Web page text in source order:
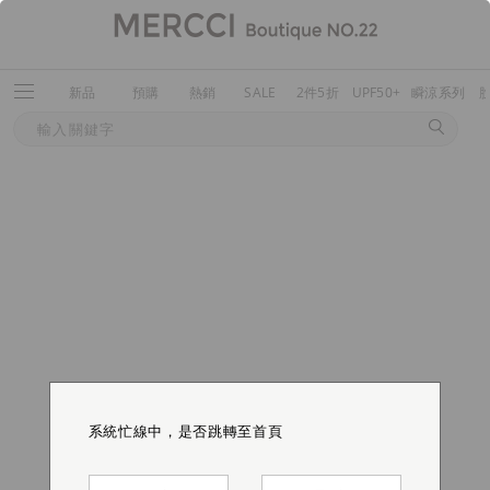
新品 預購 熱銷 SALE 2件5折 UPF50+ 瞬涼系列
系統忙線中，是否跳轉至首頁
系統忙線中，是否跳轉至首頁
系統忙線中，是否跳轉至首頁
系統忙線中，是否跳轉至首頁
系統忙線中，是否跳轉至首頁